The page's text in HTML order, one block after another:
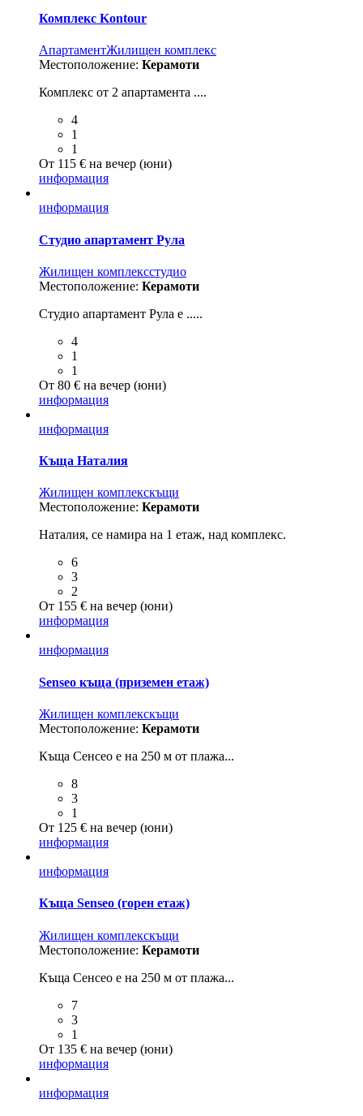
Комплекс Kontour
AпартаментЖилищен комплекс
Местоположение: Керамоти
Комплекс от 2 апартамента ....
4
1
1
От 115 € на вечер (юни)
информация
информация
Студио апартамент Рула
Жилищен комплексстудио
Местоположение: Керамоти
Студио апартамент Рула е .....
4
1
1
От 80 € на вечер (юни)
информация
информация
Къща Наталия
Жилищен комплекскъщи
Местоположение: Керамоти
Наталия, се намира на 1 етаж, над комплекс.
6
3
2
От 155 € на вечер (юни)
информация
информация
Senseo къща (приземен етаж)
Жилищен комплекскъщи
Местоположение: Керамоти
Къща Сенсео е на 250 м от плажа...
8
3
1
От 125 € на вечер (юни)
информация
информация
Къща Senseo (горен етаж)
Жилищен комплекскъщи
Местоположение: Керамоти
Къща Сенсео е на 250 м от плажа...
7
3
1
От 135 € на вечер (юни)
информация
информация